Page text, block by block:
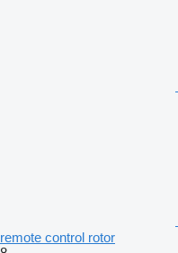
remote control rotor